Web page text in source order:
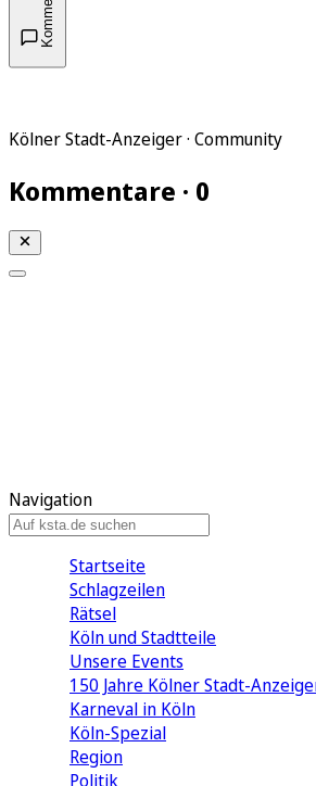
Kölner Stadt-Anzeiger · Community
Kommentare · 0
Navigation
Startseite
Schlagzeilen
Rätsel
Köln und Stadtteile
Unsere Events
150 Jahre Kölner Stadt-
Karneval in Köln
Köln-Spezial
Region
Politik